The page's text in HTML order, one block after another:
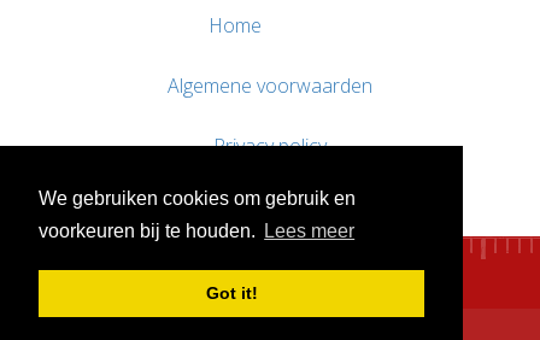
We gebruiken cookies om gebruik en
voorkeuren bij te houden.
Lees meer
Got it!
Home
Algemene voorwaarden
Privacy policy
Contact / Support